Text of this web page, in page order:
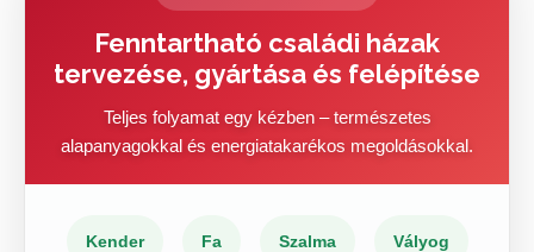
Fenntartható családi házak
tervezése, gyártása és felépítése
Teljes folyamat egy kézben – természetes
alapanyagokkal és energiatakarékos megoldásokkal.
Kender Fa Szalma Vályog